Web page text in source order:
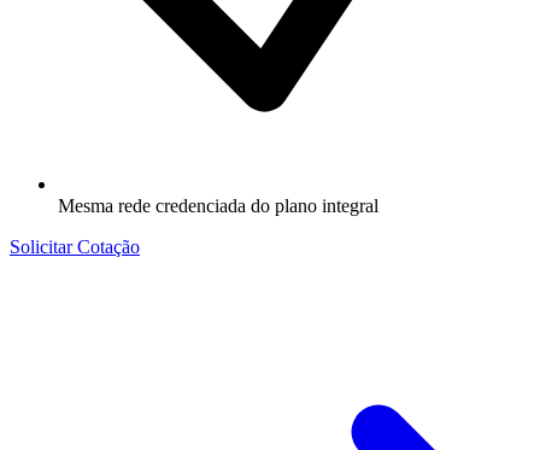
Mesma rede credenciada do plano integral
Solicitar Cotação